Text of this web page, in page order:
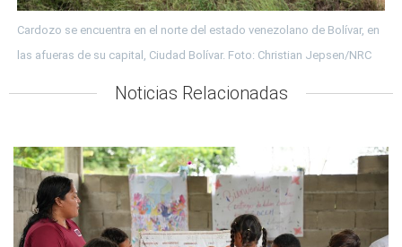
Cardozo se encuentra en el norte del estado venezolano de Bolívar, en
las afueras de su capital, Ciudad Bolívar. Foto: Christian Jepsen/NRC
Noticias Relacionadas